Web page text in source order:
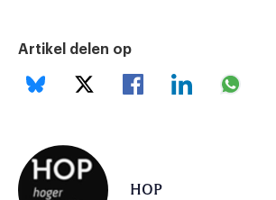
Artikel delen op
HOP